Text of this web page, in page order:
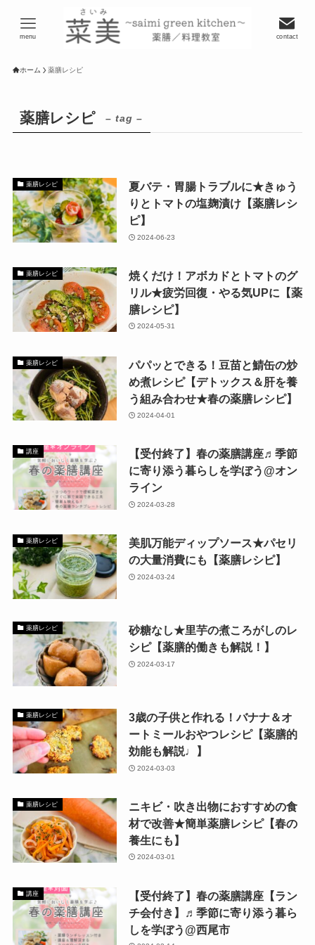
contact
menu
ホーム 薬膳レシピ
薬膳レシピ – tag –
薬膳レシピ
夏バテ・胃腸トラブルに★きゅう
りとトマトの塩麹漬け【薬膳レシ
ピ】
2024-06-23
薬膳レシピ
焼くだけ！アボカドとトマトのグ
リル★疲労回復・やる気UPに【薬
膳レシピ】
2024-05-31
薬膳レシピ
パパッとできる！豆苗と鯖缶の炒
め煮レシピ【デトックス＆肝を養
う組み合わせ★春の薬膳レシピ】
2024-04-01
講座
【受付終了】春の薬膳講座♬季節
に寄り添う暮らしを学ぼう@オン
ライン
2024-03-28
薬膳レシピ
美肌万能ディップソース★パセリ
の大量消費にも【薬膳レシピ】
2024-03-24
薬膳レシピ
砂糖なし★里芋の煮ころがしのレ
シピ【薬膳的働きも解説！】
2024-03-17
薬膳レシピ
3歳の子供と作れる！バナナ＆オ
ートミールおやつレシピ【薬膳的
効能も解説♩】
2024-03-03
薬膳レシピ
ニキビ・吹き出物におすすめの食
材で改善★簡単薬膳レシピ【春の
養生にも】
2024-03-01
講座
【受付終了】春の薬膳講座【ラン
チ会付き】♬季節に寄り添う暮ら
しを学ぼう@西尾市